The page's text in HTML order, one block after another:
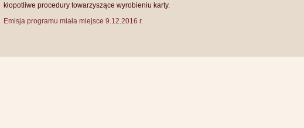
kłopotliwe procedury towarzyszące wyrobieniu karty.
Emisja programu miała miejsce 9.12.2016 r.